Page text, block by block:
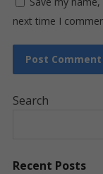
next time I
Search
Recent Posts